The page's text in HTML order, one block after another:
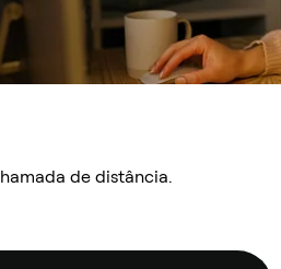
de distância.